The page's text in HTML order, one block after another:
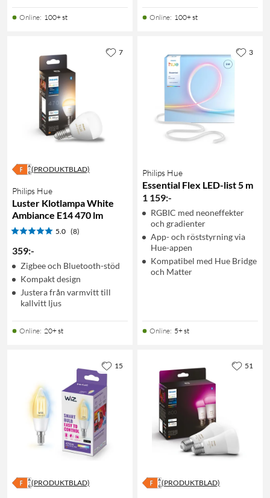
Online: 100+ st Online: 100+ st
(PRODUKTBLAD)
Philips Hue
Luster Klotlampa White
Ambiance E14 470 lm
5.0 (8)
359:-
Zigbee och Bluetooth-stöd
Kompakt design
Justera från varmvitt till
kallvitt ljus
Online: 20+ st
7
Philips Hue
Essential Flex LED-list 5 m
1 159:-
RGBIC med neoneffekter
och gradienter
App- och röststyrning via
Hue-appen
Kompatibel med Hue Bridge
och Matter
Online: 5+ st
3
(PRODUKTBLAD)
15
(PRODUKTBLAD)
51